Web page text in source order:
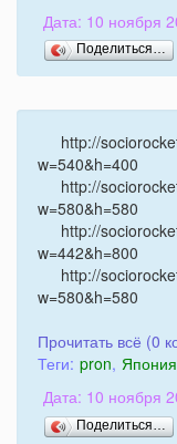
Дата: 10 ноября
Поделиться…
http://
w=540&h=400
http://
w=580&h=580
http://
w=442&h=800
http://
w=580&h=580
Прочитать всё (0
Теги: pron, Япония
Дата: 10 ноября
Поделиться…